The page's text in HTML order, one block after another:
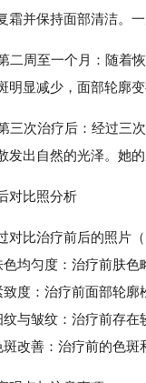
霜并保持面部清洁。
二周至一个月：随着
明显减少，面部轮廓
三次治疗后：经过三
发出自然的光泽。她
对比照分析
对比治疗前后的照片
匀度：治疗前肤色略
：治疗前面部轮廓松
皱纹：治疗前存在较
善：治疗前的色斑和